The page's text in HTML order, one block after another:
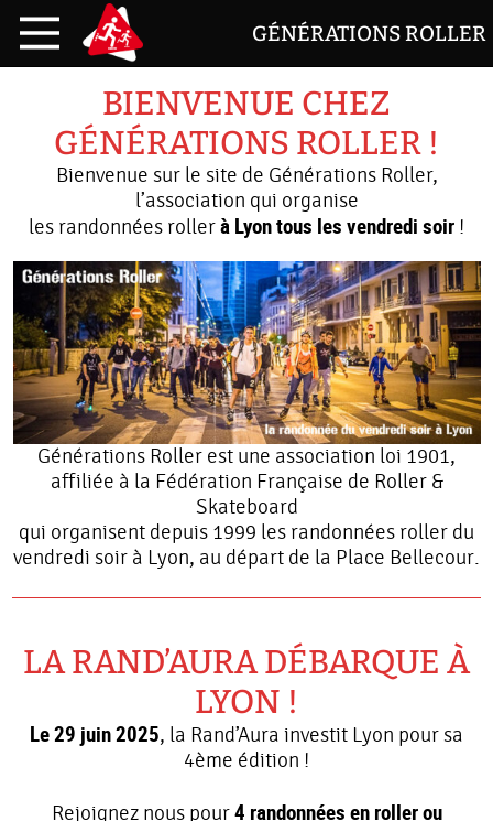
GÉNÉRATIONS ROLLER
BIENVENUE CHEZ
GÉNÉRATIONS ROLLER !
Bienvenue sur le site de Générations Roller,
l’association qui organise
les randonnées rollerà Lyon tous les vendredi soir !
Générations Roller est une association loi 1901,
affiliée à la Fédération Française de Roller &
Skateboard
qui organisent depuis 1999 les randonnées roller du
vendredi soir à Lyon, au départ de la Place Bellecour.
LA RAND’AURA DÉBARQUE À
LYON !
Le 29 juin 2025, la Rand’Aura investit Lyon pour sa
4ème édition !
Rejoignez nous pour4 randonnées en roller ou